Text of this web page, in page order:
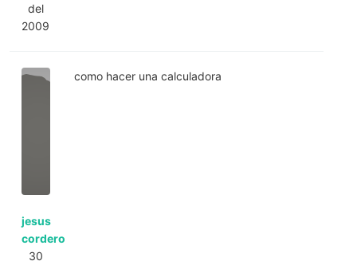
del
2009
jesus
cordero
30
como hacer una calculadora